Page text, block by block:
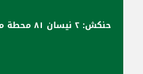
حنكش: ٢ نيسان ٨١ محطة مشرقة بتاريخنا